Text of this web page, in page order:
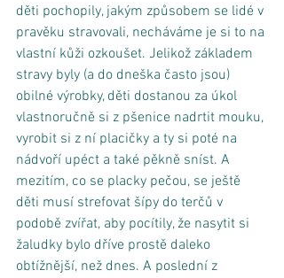
děti pochopily, jakým způsobem se lidé v
pravěku stravovali, necháváme je si to na
vlastní kůži ozkoušet. Jelikož základem
stravy byly (a do dneška často jsou)
obilné výrobky, děti dostanou za úkol
vlastnoručně si z pšenice nadrtit mouku,
vyrobit si z ní placičky a ty si poté na
nádvoří upéct a také pěkně sníst. A
mezitím, co se placky pečou, se ještě
děti musí strefovat šípy do terčů v
podobě zvířat, aby pocítily, že nasytit si
žaludky bylo dříve prostě daleko
obtížnější, než dnes. A poslední z